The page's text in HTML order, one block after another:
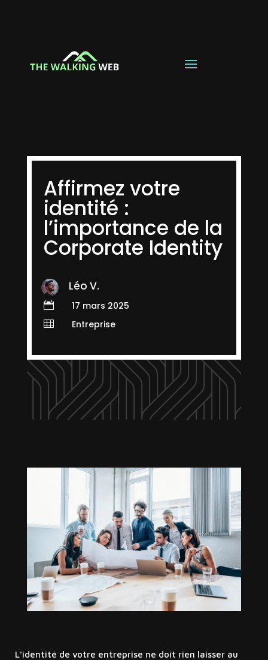
Affirmez votre
identité :
l’importance de la
Corporate Identity
Léo V.
 17 mars 2025
 Entreprise
L’identité de votre entreprise ne doit rien laisser au